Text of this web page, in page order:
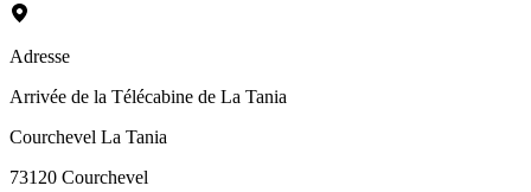
Adresse
Arrivée de la Télécabine de La Tania
Courchevel La Tania
73120 Courchevel